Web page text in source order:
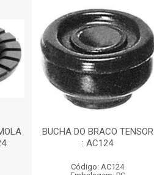
BUCHA DO BRACO TENSOR
: AC124
Código: AC124